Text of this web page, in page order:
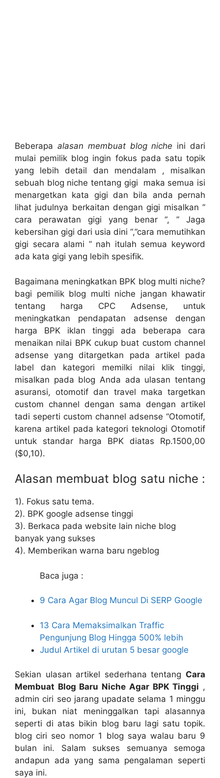
Beberapa alasan membuat blog niche ini dari
mulai pemilik blog ingin fokus pada satu topik
yang lebih detail dan mendalam , misalkan
sebuah blog niche tentang gigi maka semua isi
menargetkan kata gigi dan bila anda pernah
lihat judulnya berkaitan dengan gigi misalkan ”
cara perawatan gigi yang benar “, ” Jaga
kebersihan gigi dari usia dini “,”cara memutihkan
gigi secara alami ” nah itulah semua keyword
ada kata gigi yang lebih spesifik.
Bagaimana meningkatkan BPK blog multi niche?
bagi pemilik blog multi niche jangan khawatir
tentang harga CPC Adsense, untuk
meningkatkan pendapatan adsense dengan
harga BPK iklan tinggi ada beberapa cara
menaikan nilai BPK cukup buat custom channel
adsense yang ditargetkan pada artikel pada
label dan kategori memilki nilai klik tinggi,
misalkan pada blog Anda ada ulasan tentang
asuransi, otomotif dan travel maka targetkan
custom channel dengan sama dengan artikel
tadi seperti custom channel adsense “Otomotif,
karena artikel pada kategori teknologi Otomotif
untuk standar harga BPK diatas Rp.1500,00
($0,10).
Alasan membuat blog satu niche :
1). Fokus satu tema.
2). BPK google adsense tinggi
3). Berkaca pada website lain niche blog
banyak yang sukses
4). Memberikan warna baru ngeblog
Baca juga :
9 Cara Agar Blog Muncul Di SERP Google
13 Cara Memaksimalkan Traffic
Pengunjung Blog Hingga 500% lebih
Judul Artikel di urutan 5 besar google
Sekian ulasan artikel sederhana tentang Cara
Membuat Blog Baru Niche Agar BPK Tinggi ,
admin ciri seo jarang upadate selama 1 minggu
ini, bukan niat meninggalkan tapi alasannya
seperti di atas bikin blog baru lagi satu topik.
blog ciri seo nomor 1 blog saya walau baru 9
bulan ini. Salam sukses semuanya semoga
andapun ada yang sama pengalaman seperti
saya ini.